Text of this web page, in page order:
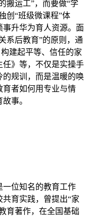
搬运工”，而要做“学
创“班级微课程”体
升华为育人资源。面
系后教育”的原则，通
建起平等、信任的家
》等，不仅是实操手
规训，而是温暖的唤
育者如何用专业与情
事。
一位知名的教育工作
育实践，曾提出“家
育著作，在全国基础